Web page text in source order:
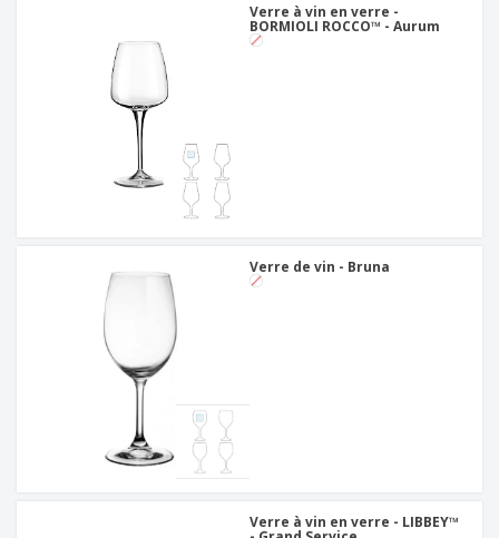
Verre à vin en verre -
BORMIOLI ROCCO™ - Aurum
Verre de vin - Bruna
Verre à vin en verre - LIBBEY™